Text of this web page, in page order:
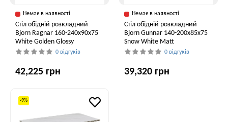
Немає в наявності
Стіл обідній розкладний
Bjorn Ragnar 160-240х90х75
White Golden Glossy
0 відгуків
42,225 грн
Немає в наявності
Стіл обідній розкладний
Bjorn Gunnar 140-200х85х75
Snow White Matt
0 відгуків
39,320 грн
-9%